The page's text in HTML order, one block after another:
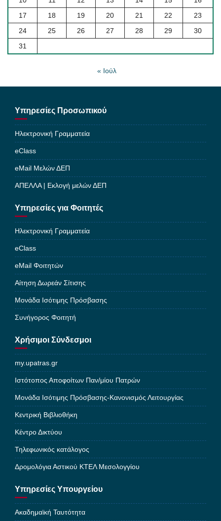
17
18 19 20 21 22
23
24
25 26 27 28 29
30
31
« Ιούλ
Υπηρεσίες Προσωπικού
Ηλεκτρονική Γραμματεία
eClass
eMail Μελών ΔΕΠ
ΑΠΕΛΛΑ | Εκλογή μελών ΔΕΠ
Υπηρεσίες για Φοιτητές
Ηλεκτρονική Γραμματεία
eClass
eMail Φοιτητών
Αίτηση Δωρεάν Σίτισης
Μονάδα Ισότιμης Πρόσβασης
Συνήγορος Φοιτητή
Χρήσιμοι Σύνδεσμοι
my.upatras.gr
Ιστότοπος Αποφοίτων Παν/μίου Πατρών
Μονάδα Ισότιμης Πρόσβασης-Κανονισμός Λειτουργίας
Κεντρική Βιβλιοθήκη
Κέντρο Δικτύου
Τηλεφωνικός κατάλογος
Δρομολόγια Αστικού ΚΤΕΛ Μεσολογγίου
Υπηρεσίες Υπουργείου
Ακαδημαϊκή Ταυτότητα